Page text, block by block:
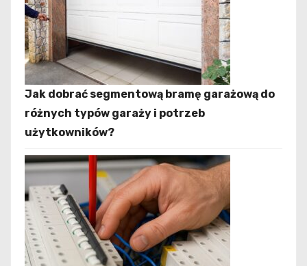
Jak dobrać segmentową bramę garażową do
różnych typów garaży i potrzeb
użytkowników?